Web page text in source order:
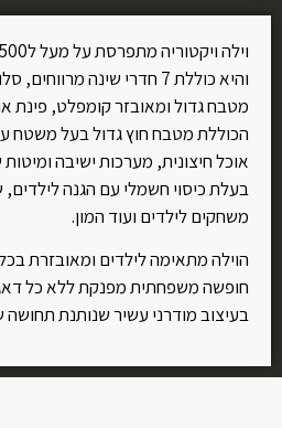
והיא כוללת 7 חדרי שינה
מטבח גדול ומאובזר קומפלט, פינת
הכוללת מטבח חוץ גדול בעל משטח
אוכל חיצונית, מערכות ישיבה
בעלת כיסוי חשמלי עם הגנה לילדים,
משחקים לילדים ועוד המון.
הוילה מתאימה לילדים ומאובזרת
חופשה משפחתית מפנקת ללא כל
בעיצוב מודרני עשיר שנותנת